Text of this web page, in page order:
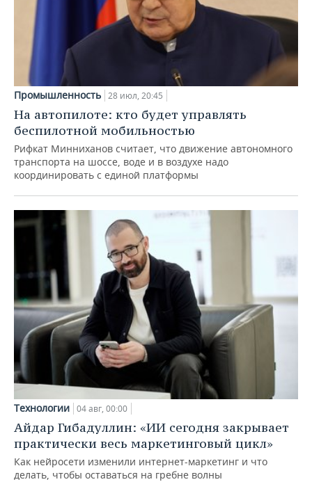
Промышленность 28 июл, 20:45
На автопилоте: кто будет управлять
беспилотной мобильностью
Рифкат Минниханов считает, что движение автономного
транспорта на шоссе, воде и в воздухе надо
координировать с единой платформы
Технологии 04 авг, 00:00
Айдар Гибадуллин: «ИИ сегодня закрывает
практически весь маркетинговый цикл»
Как нейросети изменили интернет-маркетинг и что
делать, чтобы оставаться на гребне волны